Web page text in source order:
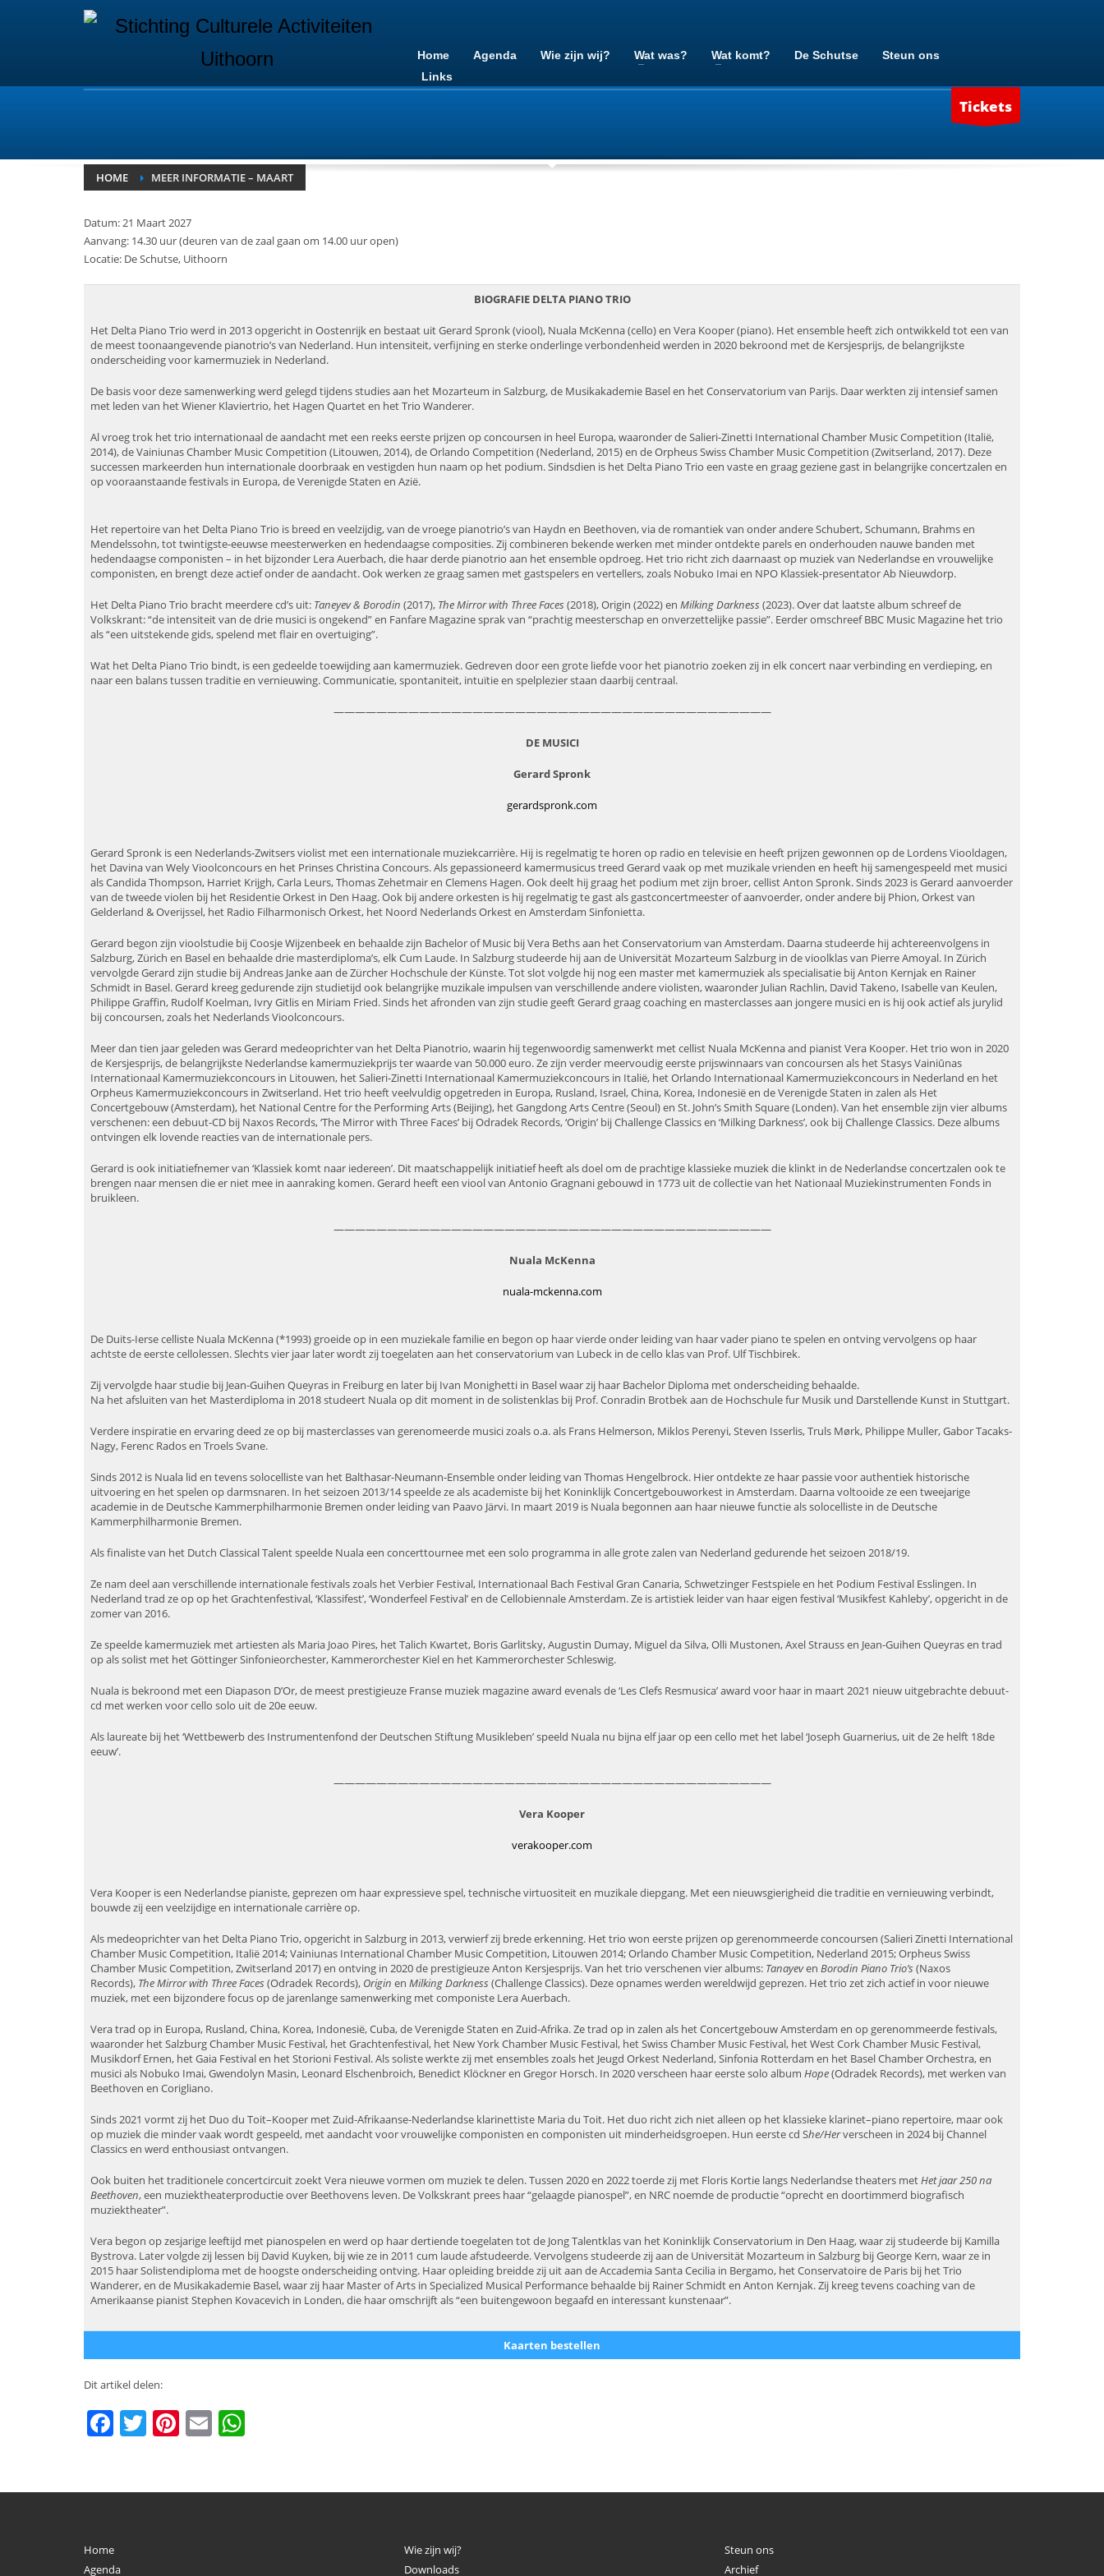
Home Agenda Wie zijn wij? Wat was? Wat komt? De Schutse
Steun ons
Links
Tickets
HOME MEER INFORMATIE – MAART
Datum: 21 Maart 2027
Aanvang: 14.30 uur (deuren van de zaal gaan om 14.00 uur open)
Locatie: De Schutse, Uithoorn
BIOGRAFIE DELTA PIANO TRIO
Het Delta Piano Trio werd in 2013 opgericht in Oostenrijk en bestaat uit Gerard Spronk (viool), Nuala McKenna (cello) en Vera Kooper (piano). Het ensemble heeft zich ontwikkeld tot een van
de meest toonaangevende pianotrio’s van Nederland. Hun intensiteit, verfijning en sterke onderlinge verbondenheid werden in 2020 bekroond met de Kersjesprijs, de belangrijkste
onderscheiding voor kamermuziek in Nederland.
De basis voor deze samenwerking werd gelegd tijdens studies aan het Mozarteum in Salzburg, de Musikakademie Basel en het Conservatorium van Parijs. Daar werkten zij intensief samen
met leden van het Wiener Klaviertrio, het Hagen Quartet en het Trio Wanderer.
Al vroeg trok het trio internationaal de aandacht met een reeks eerste prijzen op concoursen in heel Europa, waaronder de Salieri-Zinetti International Chamber Music Competition (Italië,
2014), de Vainiunas Chamber Music Competition (Litouwen, 2014), de Orlando Competition (Nederland, 2015) en de Orpheus Swiss Chamber Music Competition (Zwitserland, 2017). Deze
successen markeerden hun internationale doorbraak en vestigden hun naam op het podium. Sindsdien is het Delta Piano Trio een vaste en graag geziene gast in belangrijke concertzalen en
op vooraanstaande festivals in Europa, de Verenigde Staten en Azië.
Het repertoire van het Delta Piano Trio is breed en veelzijdig, van de vroege pianotrio’s van Haydn en Beethoven, via de romantiek van onder andere Schubert, Schumann, Brahms en
Mendelssohn, tot twintigste-eeuwse meesterwerken en hedendaagse composities. Zij combineren bekende werken met minder ontdekte parels en onderhouden nauwe banden met
hedendaagse componisten – in het bijzonder Lera Auerbach, die haar derde pianotrio aan het ensemble opdroeg. Het trio richt zich daarnaast op muziek van Nederlandse en vrouwelijke
componisten, en brengt deze actief onder de aandacht. Ook werken ze graag samen met gastspelers en vertellers, zoals Nobuko Imai en NPO Klassiek-presentator Ab Nieuwdorp.
Het Delta Piano Trio bracht meerdere cd’s uit: Taneyev & Borodin (2017), The Mirror with Three Faces (2018), Origin (2022) en Milking Darkness (2023). Over dat laatste album schreef de
Volkskrant: “de intensiteit van de drie musici is ongekend” en Fanfare Magazine sprak van “prachtig meesterschap en onverzettelijke passie”. Eerder omschreef BBC Music Magazine het trio
als “een uitstekende gids, spelend met flair en overtuiging”.
Wat het Delta Piano Trio bindt, is een gedeelde toewijding aan kamermuziek. Gedreven door een grote liefde voor het pianotrio zoeken zij in elk concert naar verbinding en verdieping, en
naar een balans tussen traditie en vernieuwing. Communicatie, spontaniteit, intuïtie en spelplezier staan daarbij centraal.
—————————————————————————————————————————
DE MUSICI
Gerard Spronk
gerardspronk.com
Gerard Spronk is een Nederlands-Zwitsers violist met een internationale muziekcarrière. Hij is regelmatig te horen op radio en televisie en heeft prijzen gewonnen op de Lordens Viooldagen,
het Davina van Wely Vioolconcours en het Prinses Christina Concours. Als gepassioneerd kamermusicus treed Gerard vaak op met muzikale vrienden en heeft hij samengespeeld met musici
als Candida Thompson, Harriet Krijgh, Carla Leurs, Thomas Zehetmair en Clemens Hagen. Ook deelt hij graag het podium met zijn broer, cellist Anton Spronk. Sinds 2023 is Gerard aanvoerder
van de tweede violen bij het Residentie Orkest in Den Haag. Ook bij andere orkesten is hij regelmatig te gast als gastconcertmeester of aanvoerder, onder andere bij Phion, Orkest van
Gelderland & Overijssel, het Radio Filharmonisch Orkest, het Noord Nederlands Orkest en Amsterdam Sinfonietta.
Gerard begon zijn vioolstudie bij Coosje Wijzenbeek en behaalde zijn Bachelor of Music bij Vera Beths aan het Conservatorium van Amsterdam. Daarna studeerde hij achtereenvolgens in
Salzburg, Zürich en Basel en behaalde drie masterdiploma’s, elk Cum Laude. In Salzburg studeerde hij aan de Universität Mozarteum Salzburg in de vioolklas van Pierre Amoyal. In Zürich
vervolgde Gerard zijn studie bij Andreas Janke aan de Zürcher Hochschule der Künste. Tot slot volgde hij nog een master met kamermuziek als specialisatie bij Anton Kernjak en Rainer
Schmidt in Basel. Gerard kreeg gedurende zijn studietijd ook belangrijke muzikale impulsen van verschillende andere violisten, waaronder Julian Rachlin, David Takeno, Isabelle van Keulen,
Philippe Graffin, Rudolf Koelman, Ivry Gitlis en Miriam Fried. Sinds het afronden van zijn studie geeft Gerard graag coaching en masterclasses aan jongere musici en is hij ook actief als jurylid
bij concoursen, zoals het Nederlands Vioolconcours.
Meer dan tien jaar geleden was Gerard medeoprichter van het Delta Pianotrio, waarin hij tegenwoordig samenwerkt met cellist Nuala McKenna and pianist Vera Kooper. Het trio won in 2020
de Kersjesprijs, de belangrijkste Nederlandse kamermuziekprijs ter waarde van 50.000 euro. Ze zijn verder meervoudig eerste prijswinnaars van concoursen als het Stasys Vainiūnas
Internationaal Kamermuziekconcours in Litouwen, het Salieri-Zinetti Internationaal Kamermuziekconcours in Italië, het Orlando Internationaal Kamermuziekconcours in Nederland en het
Orpheus Kamermuziekconcours in Zwitserland. Het trio heeft veelvuldig opgetreden in Europa, Rusland, Israel, China, Korea, Indonesië en de Verenigde Staten in zalen als Het
Concertgebouw (Amsterdam), het National Centre for the Performing Arts (Beijing), het Gangdong Arts Centre (Seoul) en St. John’s Smith Square (Londen). Van het ensemble zijn vier albums
verschenen: een debuut-CD bij Naxos Records, ‘The Mirror with Three Faces’ bij Odradek Records, ‘Origin’ bij Challenge Classics en ‘Milking Darkness’, ook bij Challenge Classics. Deze albums
ontvingen elk lovende reacties van de internationale pers.
Gerard is ook initiatiefnemer van ‘Klassiek komt naar iedereen’. Dit maatschappelijk initiatief heeft als doel om de prachtige klassieke muziek die klinkt in de Nederlandse concertzalen ook te
brengen naar mensen die er niet mee in aanraking komen. Gerard heeft een viool van Antonio Gragnani gebouwd in 1773 uit de collectie van het Nationaal Muziekinstrumenten Fonds in
bruikleen.
—————————————————————————————————————————
Nuala McKenna
nuala-mckenna.com
De Duits-Ierse celliste Nuala McKenna (*1993) groeide op in een muziekale familie en begon op haar vierde onder leiding van haar vader piano te spelen en ontving vervolgens op haar
achtste de eerste cellolessen. Slechts vier jaar later wordt zij toegelaten aan het conservatorium van Lubeck in de cello klas van Prof. Ulf Tischbirek.
Zij vervolgde haar studie bij Jean-Guihen Queyras in Freiburg en later bij Ivan Monighetti in Basel waar zij haar Bachelor Diploma met onderscheiding behaalde.
Na het afsluiten van het Masterdiploma in 2018 studeert Nuala op dit moment in de solistenklas bij Prof. Conradin Brotbek aan de Hochschule fur Musik und Darstellende Kunst in Stuttgart.
Verdere inspiratie en ervaring deed ze op bij masterclasses van gerenomeerde musici zoals o.a. als Frans Helmerson, Miklos Perenyi, Steven Isserlis, Truls Mørk, Philippe Muller, Gabor Tacaks-
Nagy, Ferenc Rados en Troels Svane.
Sinds 2012 is Nuala lid en tevens solocelliste van het Balthasar-Neumann-Ensemble onder leiding van Thomas Hengelbrock. Hier ontdekte ze haar passie voor authentiek historische
uitvoering en het spelen op darmsnaren. In het seizoen 2013/14 speelde ze als academiste bij het Koninklijk Concertgebouworkest in Amsterdam. Daarna voltooide ze een tweejarige
academie in de Deutsche Kammerphilharmonie Bremen onder leiding van Paavo Järvi. In maart 2019 is Nuala begonnen aan haar nieuwe functie als solocelliste in de Deutsche
Kammerphilharmonie Bremen.
Als finaliste van het Dutch Classical Talent speelde Nuala een concerttournee met een solo programma in alle grote zalen van Nederland gedurende het seizoen 2018/19.
Ze nam deel aan verschillende internationale festivals zoals het Verbier Festival, Internationaal Bach Festival Gran Canaria, Schwetzinger Festspiele en het Podium Festival Esslingen. In
Nederland trad ze op op het Grachtenfestival, ‘Klassifest’, ‘Wonderfeel Festival’ en de Cellobiennale Amsterdam. Ze is artistiek leider van haar eigen festival ‘Musikfest Kahleby’, opgericht in de
zomer van 2016.
Ze speelde kamermuziek met artiesten als Maria Joao Pires, het Talich Kwartet, Boris Garlitsky, Augustin Dumay, Miguel da Silva, Olli Mustonen, Axel Strauss en Jean-Guihen Queyras en trad
op als solist met het Göttinger Sinfonieorchester, Kammerorchester Kiel en het Kammerorchester Schleswig.
Nuala is bekroond met een Diapason D’Or, de meest prestigieuze Franse muziek magazine award evenals de ‘Les Clefs Resmusica’ award voor haar in maart 2021 nieuw uitgebrachte debuut-
cd met werken voor cello solo uit de 20e eeuw.
Als laureate bij het ‘Wettbewerb des Instrumentenfond der Deutschen Stiftung Musikleben’ speeld Nuala nu bijna elf jaar op een cello met het label ‘Joseph Guarnerius, uit de 2e helft 18de
eeuw’.
—————————————————————————————————————————
Vera Kooper
verakooper.com
Vera Kooper is een Nederlandse pianiste, geprezen om haar expressieve spel, technische virtuositeit en muzikale diepgang. Met een nieuwsgierigheid die traditie en vernieuwing verbindt,
bouwde zij een veelzijdige en internationale carrière op.
Als medeoprichter van het Delta Piano Trio, opgericht in Salzburg in 2013, verwierf zij brede erkenning. Het trio won eerste prijzen op gerenommeerde concoursen (Salieri Zinetti International
Chamber Music Competition, Italië 2014; Vainiunas International Chamber Music Competition, Litouwen 2014; Orlando Chamber Music Competition, Nederland 2015; Orpheus Swiss
Chamber Music Competition, Zwitserland 2017) en ontving in 2020 de prestigieuze Anton Kersjesprijs. Van het trio verschenen vier albums: Tanayeven Borodin Piano Trio’s (Naxos
Records), The Mirror with Three Faces (Odradek Records), Origin en Milking Darkness (Challenge Classics). Deze opnames werden wereldwijd geprezen. Het trio zet zich actief in voor nieuwe
muziek, met een bijzondere focus op de jarenlange samenwerking met componiste Lera Auerbach.
Vera trad op in Europa, Rusland, China, Korea, Indonesië, Cuba, de Verenigde Staten en Zuid-Afrika. Ze trad op in zalen als het Concertgebouw Amsterdam en op gerenommeerde festivals,
waaronder het Salzburg Chamber Music Festival, het Grachtenfestival, het New York Chamber Music Festival, het Swiss Chamber Music Festival, het West Cork Chamber Music Festival,
Musikdorf Ernen, het Gaia Festival en het Storioni Festival. Als soliste werkte zij met ensembles zoals het Jeugd Orkest Nederland, Sinfonia Rotterdam en het Basel Chamber Orchestra, en
musici als Nobuko Imai, Gwendolyn Masin, Leonard Elschenbroich, Benedict Klöckner en Gregor Horsch. In 2020 verscheen haar eerste solo album Hope(Odradek Records), met werken van
Beethoven en Corigliano.
Sinds 2021 vormt zij het Duo du Toit–Kooper met Zuid-Afrikaanse-Nederlandse klarinettiste Maria du Toit. Het duo richt zich niet alleen op het klassieke klarinet–piano repertoire, maar ook
op muziek die minder vaak wordt gespeeld, met aandacht voor vrouwelijke componisten en componisten uit minderheidsgroepen. Hun eerste cd She/Herverscheen in 2024 bij Channel
Classics en werd enthousiast ontvangen.
Ook buiten het traditionele concertcircuit zoekt Vera nieuwe vormen om muziek te delen. Tussen 2020 en 2022 toerde zij met Floris Kortie langs Nederlandse theaters metHet jaar 250 na
Beethoven, een muziektheaterproductie over Beethovens leven. De Volkskrant prees haar “gelaagde pianospel”, en NRC noemde de productie “oprecht en doortimmerd biografisch
muziektheater”.
Vera begon op zesjarige leeftijd met pianospelen en werd op haar dertiende toegelaten tot de Jong Talentklas van het Koninklijk Conservatorium in Den Haag, waar zij studeerde bij Kamilla
Bystrova. Later volgde zij lessen bij David Kuyken, bij wie ze in 2011 cum laude afstudeerde. Vervolgens studeerde zij aan de Universität Mozarteum in Salzburg bij George Kern, waar ze in
2015 haar Solistendiploma met de hoogste onderscheiding ontving. Haar opleiding breidde zij uit aan de Accademia Santa Cecilia in Bergamo, het Conservatoire de Paris bij het Trio
Wanderer, en de Musikakademie Basel, waar zij haar Master of Arts in Specialized Musical Performance behaalde bij Rainer Schmidt en Anton Kernjak. Zij kreeg tevens coaching van de
Amerikaanse pianist Stephen Kovacevich in Londen, die haar omschrijft als “een buitengewoon begaafd en interessant kunstenaar”.
Kaarten bestellen
Dit artikel delen:
Facebook
Twitter
Pinterest
Email
Home
Agenda
Wie zijn wij?
Downloads
Steun ons
Archief